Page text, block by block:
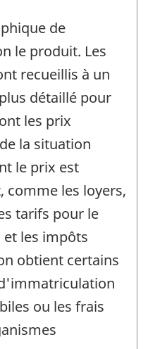
de
le produit. Les
recueillis à un
détaillé pour
les prix
la situation
le prix est
comme les loyers,
tarifs pour le
les impôts
obtient certains
ou les frais